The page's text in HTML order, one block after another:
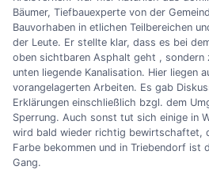
Bäumer, Tiefbauexperte von der
Bauvorhaben in etlichen Teilbereichen
der Leute. Er stellte klar, dass es bei
oben sichtbaren Asphalt geht , sondern
unten liegende Kanalisation. Hier liegen
vorangelagerten Arbeiten. Es gab
Erklärungen einschließlich bzgl. dem
Sperrung. Auch sonst tut sich einige in
wird bald wieder richtig bewirtschaftet,
Farbe bekommen und in Triebendorf ist
Gang.